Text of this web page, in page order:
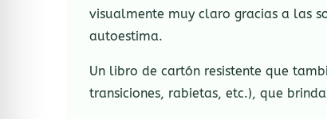
visualmente muy claro gracias a las
autoestima.
Un libro de cartón resistente que
transiciones, rabietas, etc.), que